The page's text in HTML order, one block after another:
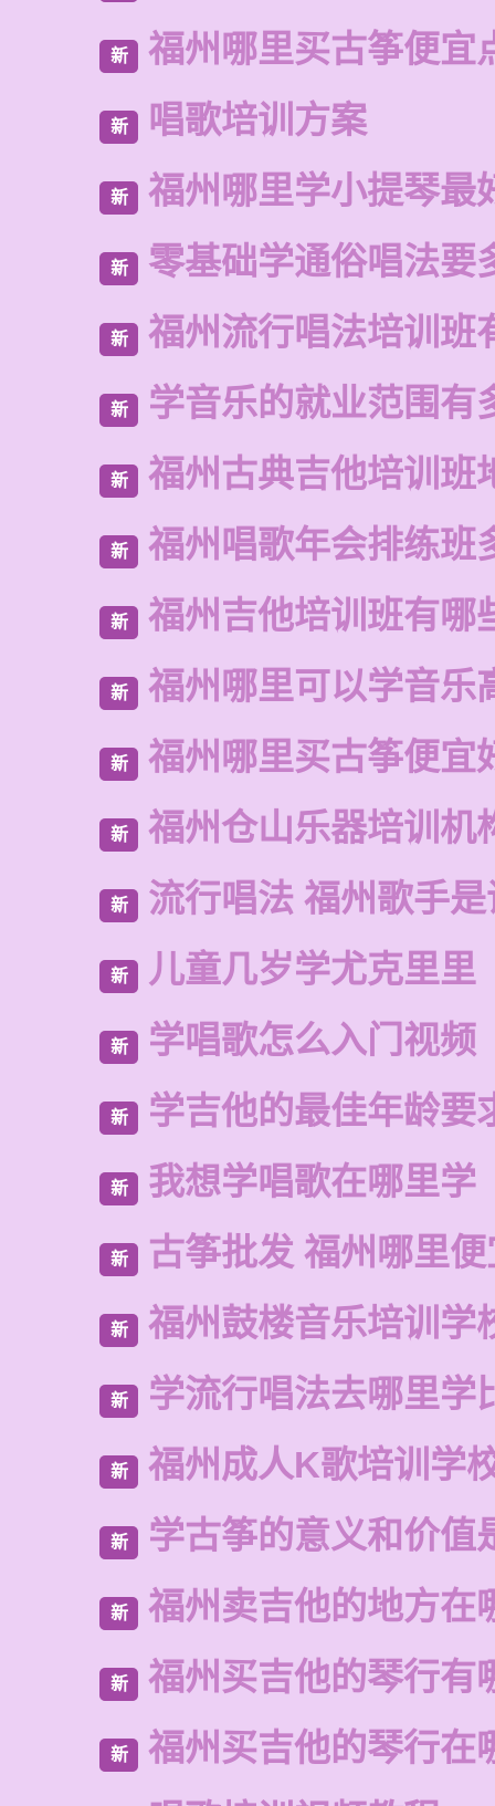
新 福州哪里买古筝便宜
新 唱歌培训方案
新 福州哪里学小提琴最
新 零基础学通俗唱法要
新 福州流行唱法培训班
新 学音乐的就业范围有
新 福州古典吉他培训班
新 福州唱歌年会排练班
新 福州吉他培训班有哪
新 福州哪里可以学音乐
新 福州哪里买古筝便宜
新 福州仓山乐器培训机
新 流行唱法 福州歌手是
新 儿童几岁学尤克里里
新 学唱歌怎么入门视频
新 学吉他的最佳年龄要
新 我想学唱歌在哪里学
新 古筝批发 福州哪里
新 福州鼓楼音乐培训学
新 学流行唱法去哪里学
新 福州成人K歌培训学
新 学古筝的意义和价值
新 福州卖吉他的地方在
新 福州买吉他的琴行有
新
福州买吉他的琴行在